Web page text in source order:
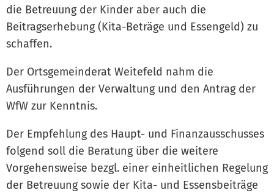
die Betreuung der Kinder aber auch die
Beitragserhebung (Kita-Beträge und Essengeld) zu
schaffen.
Der Ortsgemeinderat Weitefeld nahm die
Ausführungen der Verwaltung und den Antrag der
WfW zur Kenntnis.
Der Empfehlung des Haupt- und Finanzausschusses
folgend soll die Beratung über die weitere
Vorgehensweise bezgl. einer einheitlichen Regelung
der Betreuung sowie der Kita- und Essensbeiträge